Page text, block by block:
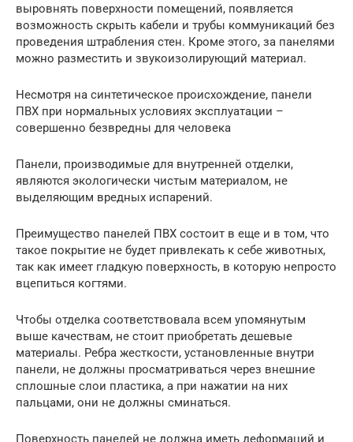
выровнять поверхности помещений, появляется
возможность скрыть кабели и трубы коммуникаций без
проведения штрабления стен. Кроме этого, за панелями
можно разместить и звукоизолирующий материал.
Несмотря на синтетическое происхождение, панели
ПВХ при нормальных условиях эксплуатации –
совершенно безвредны для человека
Панели, производимые для внутренней отделки,
являются экологически чистым материалом, не
выделяющим вредных испарений.
Преимущество панелей ПВХ состоит в еще и в том, что
такое покрытие не будет привлекать к себе животных,
так как имеет гладкую поверхность, в которую непросто
вцепиться когтями.
Чтобы отделка соответствовала всем упомянутым
выше качествам, не стоит приобретать дешевые
материалы. Ребра жесткости, установленные внутри
панели, не должны просматриваться через внешние
сплошные слои пластика, а при нажатии на них
пальцами, они не должны сминаться.
Поверхность панелей не должна иметь деформаций и